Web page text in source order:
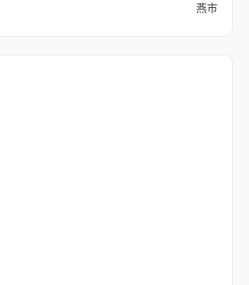
一感を持たせた明るいリビング空間
燕市